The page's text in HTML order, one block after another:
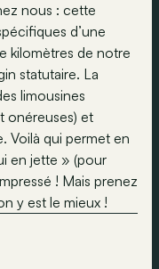
nous : cette
d’une
kilomètres de notre
statutaire. La
limousines
onéreuses) et
Voilà qui permet en
en jette » (pour
! Mais prenez
y est le mieux !